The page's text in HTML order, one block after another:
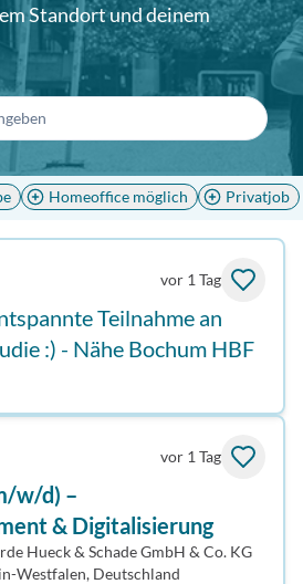
Standort und deinem
Homeoffice möglich Privatjob
vor 1 Tag
Teilnahme an
:) - Nähe Bochum HBF
vor 1 Tag
w/d) –
& Digitalisierung
Hueck & Schade GmbH & Co. KG
Westfalen, Deutschland